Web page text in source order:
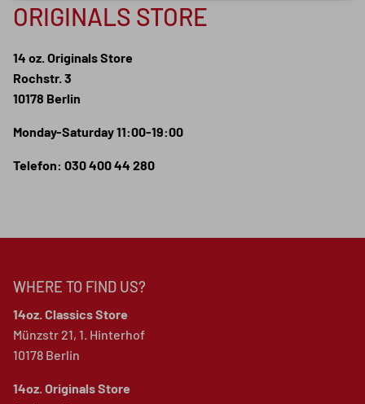
ORIGINALS STORE
14 oz. Originals Store
Rochstr. 3
10178 Berlin
Monday-Saturday 11:00-19:00
Telefon: 030 400 44 280
WHERE TO FIND US?
14oz. Classics Store
Münzstr 21, 1. Hinterhof
10178 Berlin
14oz. Originals Store